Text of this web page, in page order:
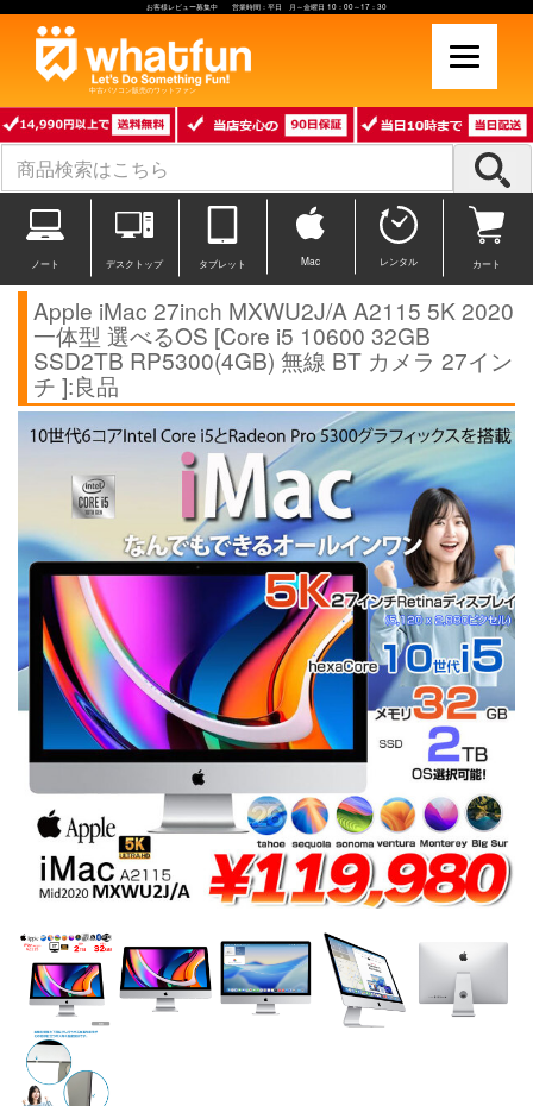
お客様レビュー募集中 営業時間：平日 月～金曜日 10：00～17：30
中古パソコン販売のワットファン
ノート デスクトップ タブレット Mac レンタル カート
Apple iMac 27inch MXWU2J/A A2115 5K 2020
一体型 選べるOS [Core i5 10600 32GB
SSD2TB RP5300(4GB) 無線 BT カメラ 27イン
チ ]:良品